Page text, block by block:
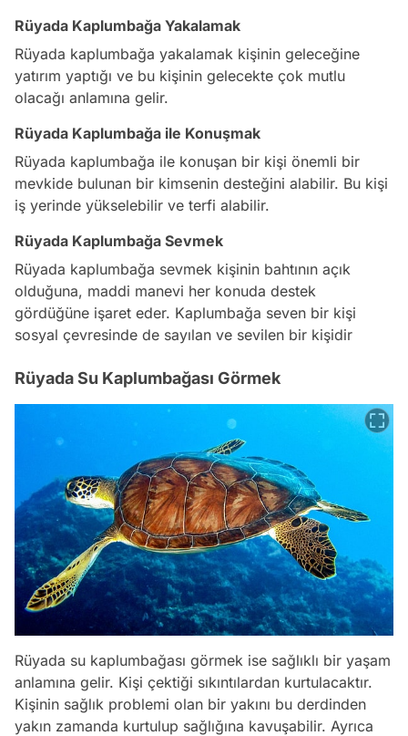
Rüyada Kaplumbağa Yakalamak
Rüyada kaplumbağa yakalamak kişinin geleceğine
yatırım yaptığı ve bu kişinin gelecekte çok mutlu
olacağı anlamına gelir.
Rüyada Kaplumbağa ile Konuşmak
Rüyada kaplumbağa ile konuşan bir kişi önemli bir
mevkide bulunan bir kimsenin desteğini alabilir. Bu kişi
iş yerinde yükselebilir ve terfi alabilir.
Rüyada Kaplumbağa Sevmek
Rüyada kaplumbağa sevmek kişinin bahtının açık
olduğuna, maddi manevi her konuda destek
gördüğüne işaret eder. Kaplumbağa seven bir kişi
sosyal çevresinde de sayılan ve sevilen bir kişidir
Rüyada Su Kaplumbağası Görmek
Rüyada su kaplumbağası görmek ise sağlıklı bir yaşam
anlamına gelir. Kişi çektiği sıkıntılardan kurtulacaktır.
Kişinin sağlık problemi olan bir yakını bu derdinden
yakın zamanda kurtulup sağlığına kavuşabilir. Ayrıca